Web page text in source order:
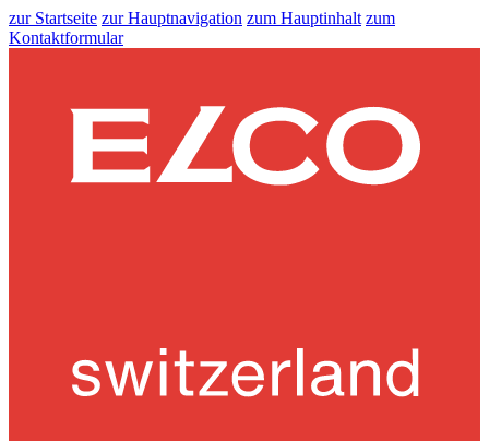
zur Startseite zur Hauptnavigation zum Hauptinhalt zum
Kontaktformular